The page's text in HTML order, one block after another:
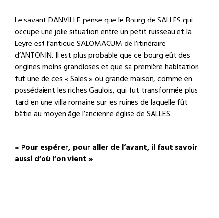
Le savant DANVILLE pense que le Bourg de SALLES qui
occupe une jolie situation entre un petit ruisseau et la
Leyre est l’antique SALOMACUM de l’itinéraire
d’ANTONIN. Il est plus probable que ce bourg eût des
origines moins grandioses et que sa première habitation
fut une de ces « Sales » ou grande maison, comme en
possédaient les riches Gaulois, qui fut transformée plus
tard en une villa romaine sur les ruines de laquelle fût
bâtie au moyen âge l’ancienne église de SALLES.
« Pour espérer, pour aller de l’avant, il faut savoir
aussi d’où l’on vient »